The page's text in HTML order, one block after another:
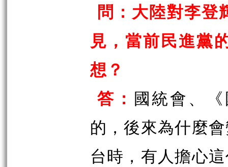
問：大陸對李登
見，當前民進黨
想？
答： 國統會、
的，後來為什麼
台時，有人擔心